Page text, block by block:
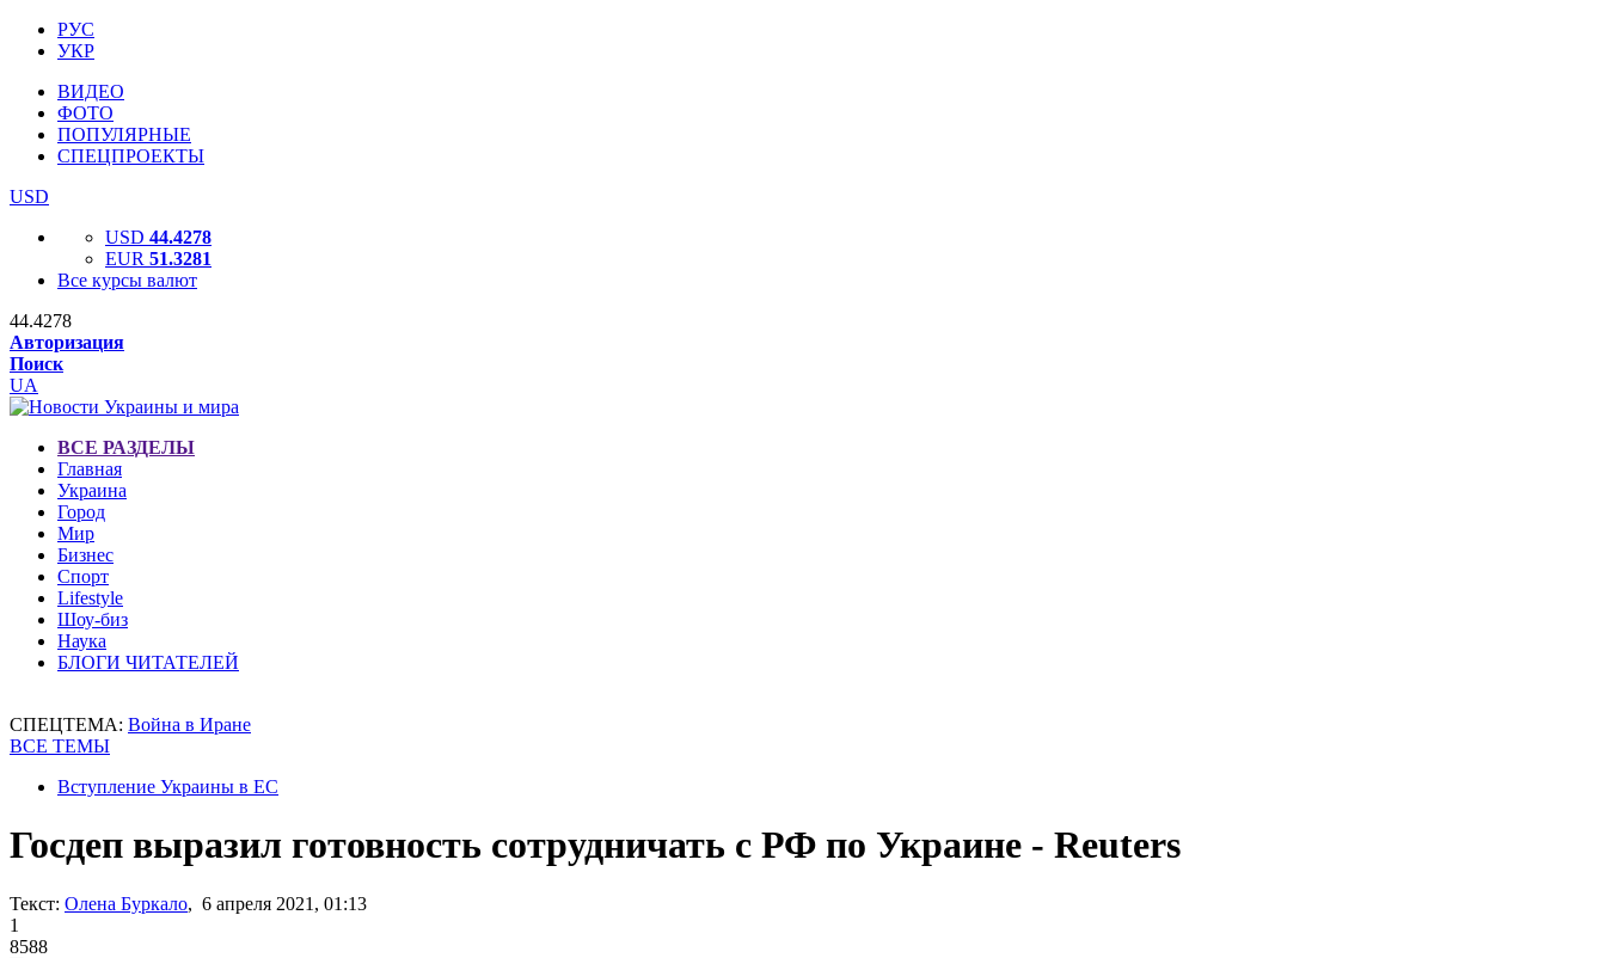
РУС
УКР
ВИДЕО
ФОТО
ПОПУЛЯРНЫЕ
СПЕЦПРОЕКТЫ
USD
USD 44.4278
EUR 51.3281
Все курсы валют
44.4278
Авторизация
Поиск
UA
ВСЕ РАЗДЕЛЫ
Главная
Украина
Город
Мир
Бизнес
Спорт
Lifestyle
Шоу-биз
Наука
БЛОГИ ЧИТАТЕЛЕЙ
СПЕЦТЕМА: Война в Иране
ВСЕ ТЕМЫ
Вступление Украины в ЕС
Госдеп выразил готовность сотрудничать с РФ по Украине - Reuters
Текст: Олена Буркало, 6 апреля 2021, 01:13
1
8588